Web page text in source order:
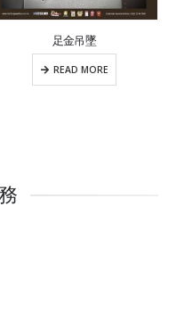
足金吊墜
READ MORE